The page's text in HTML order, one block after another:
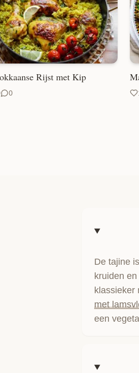
Rijst met Kip
0
De tajine
kruiden
klassieker
met
een